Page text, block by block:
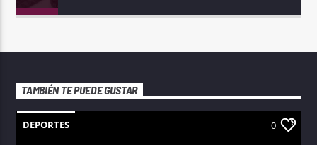
TAMBIÉN TE PUEDE GUSTAR
DEPORTES 0